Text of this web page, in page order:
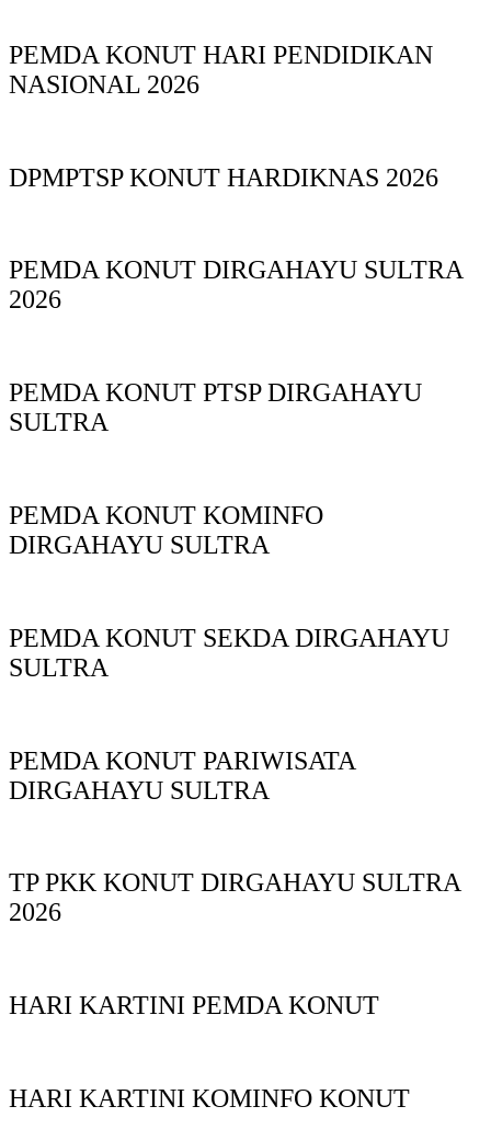
PEMDA KONUT HARI PENDIDIKAN
NASIONAL 2026
DPMPTSP KONUT HARDIKNAS 2026
PEMDA KONUT DIRGAHAYU SULTRA
2026
PEMDA KONUT PTSP DIRGAHAYU
SULTRA
PEMDA KONUT KOMINFO
DIRGAHAYU SULTRA
PEMDA KONUT SEKDA DIRGAHAYU
SULTRA
PEMDA KONUT PARIWISATA
DIRGAHAYU SULTRA
TP PKK KONUT DIRGAHAYU SULTRA
2026
HARI KARTINI PEMDA KONUT
HARI KARTINI KOMINFO KONUT